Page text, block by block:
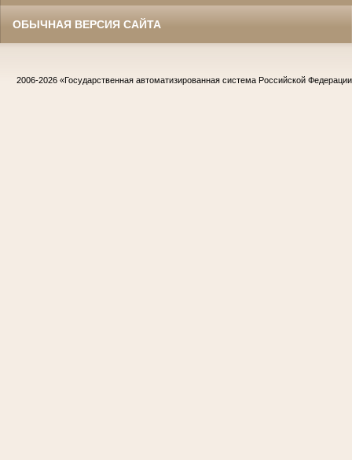
ОБЫЧНАЯ ВЕРСИЯ САЙТА
2006-2026 «Государственная автоматизированная система Российской